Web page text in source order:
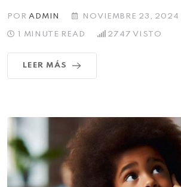
PORADMIN NOVIEMBRE 23, 2024
1 MINUTE READ 2747 VISTO
LEER MÁS